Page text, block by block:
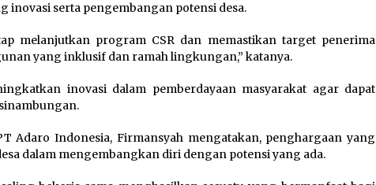
inovasi serta pengembangan potensi desa.
melanjutkan program CSR dan memastikan target penerima
yang inklusif dan ramah lingkungan,” katanya.
inovasi dalam pemberdayaan masyarakat agar dapat
Adaro Indonesia, Firmansyah mengatakan, penghargaan yang
dalam mengembangkan diri dengan potensi yang ada.